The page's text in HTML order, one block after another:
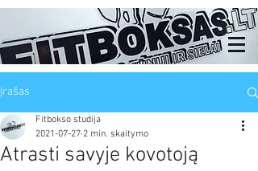
Įrašas
Atrasti savyje kovotoją
Fitbokso studija
2021-07-27 2 min. skaitymo